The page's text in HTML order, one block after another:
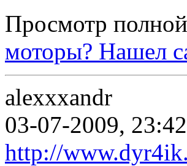
Просмотр
моторы? Нашел
alexxxandr
03-07-2009, 23:42
http://